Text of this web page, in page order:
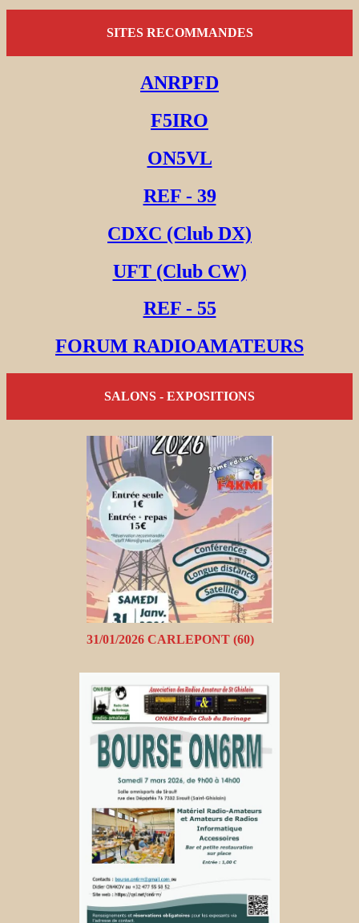
SITES RECOMMANDES
ANRPFD
F5IRO
ON5VL
REF - 39
CDXC (Club DX)
UFT (Club CW)
REF - 55
FORUM RADIOAMATEURS
SALONS - EXPOSITIONS
31/01/2026 CARLEPONT (60)